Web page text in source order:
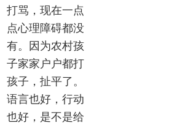
打骂，现在一点
点心理障碍都没
有。因为农村孩
子家家户户都打
孩子，扯平了。
语言也好，行动
也好，是不是给